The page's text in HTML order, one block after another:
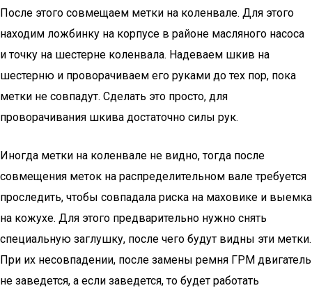
После этого совмещаем метки на коленвале. Для этого
находим ложбинку на корпусе в районе масляного насоса
и точку на шестерне коленвала. Надеваем шкив на
шестерню и проворачиваем его руками до тех пор, пока
метки не совпадут. Сделать это просто, для
проворачивания шкива достаточно силы рук.
Иногда метки на коленвале не видно, тогда после
совмещения меток на распределительном вале требуется
проследить, чтобы совпадала риска на маховике и выемка
на кожухе. Для этого предварительно нужно снять
специальную заглушку, после чего будут видны эти метки.
При их несовпадении, после замены ремня ГРМ двигатель
не заведется, а если заведется, то будет работать